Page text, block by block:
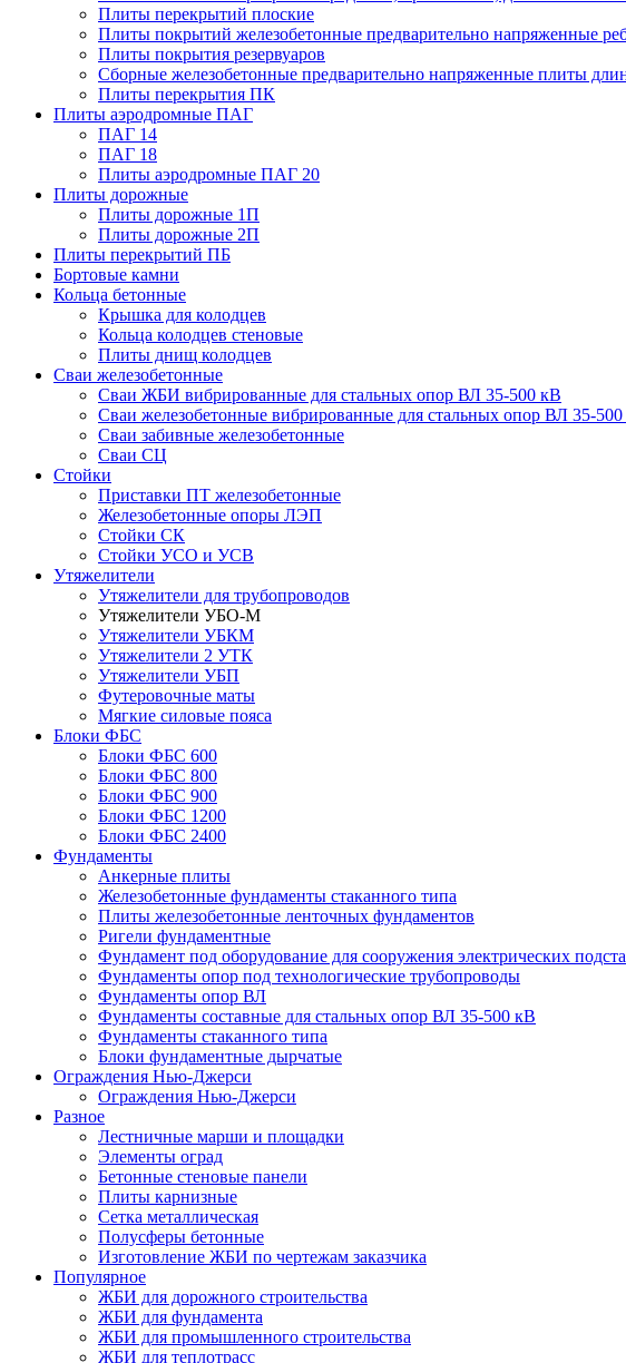
Плиты перекрытий плоские
Плиты покрытий железобетонные предварительно напряженные
Плиты покрытия резервуаров
Сборные железобетонные предварительно напряженные плиты
Плиты перекрытия ПК
Плиты аэродромные ПАГ
ПАГ 14
ПАГ 18
Плиты аэродромные ПАГ 20
Плиты дорожные
Плиты дорожные 1П
Плиты дорожные 2П
Плиты перекрытий ПБ
Бортовые камни
Кольца бетонные
Крышка для колодцев
Кольца колодцев стеновые
Плиты днищ колодцев
Сваи железобетонные
Сваи ЖБИ вибрированные для стальных опор ВЛ 35-500 кВ
Сваи железобетонные вибрированные для стальных опор ВЛ 35-
Сваи забивные железобетонные
Сваи СЦ
Стойки
Приставки ПТ железобетонные
Железобетонные опоры ЛЭП
Стойки СК
Стойки УСО и УСВ
Утяжелители
Утяжелители для трубопроводов
Утяжелители УБО-М
Утяжелители УБКМ
Утяжелители 2 УТК
Утяжелители УБП
Футеровочные маты
Мягкие силовые пояса
Блоки ФБС
Блоки ФБС 600
Блоки ФБС 800
Блоки ФБС 900
Блоки ФБС 1200
Блоки ФБС 2400
Фундаменты
Анкерные плиты
Железобетонные фундаменты стаканного типа
Плиты железобетонные ленточных фундаментов
Ригели фундаментные
Фундамент под оборудование для сооружения электрических
Фундаменты опор под технологические трубопроводы
Фундаменты опор ВЛ
Фундаменты составные для стальных опор ВЛ 35-500 кВ
Фундаменты стаканного типа
Блоки фундаментные дырчатые
Ограждения Нью-Джерси
Ограждения Нью-Джерси
Разное
Лестничные марши и площадки
Элементы оград
Бетонные стеновые панели
Плиты карнизные
Сетка металлическая
Полусферы бетонные
Изготовление ЖБИ по чертежам заказчика
Популярное
ЖБИ для дорожного строительства
ЖБИ для фундамента
ЖБИ для промышленного строительства
ЖБИ для теплотрасс